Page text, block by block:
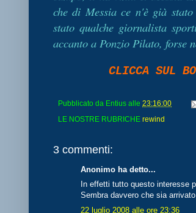
che di Messia ce n'è già
stato qualche giornalista
accanto a Ponzio Pilato, forse
CLICCA SUL
Pubblicato da Entius alle 23:16:00
LE NOSTRE RUBRICHE rewind
3 commenti:
Anonimo ha detto...
In effetti tutto questo interesse
Sembra davvero che sia
22 luglio 2008 alle ore 23:36